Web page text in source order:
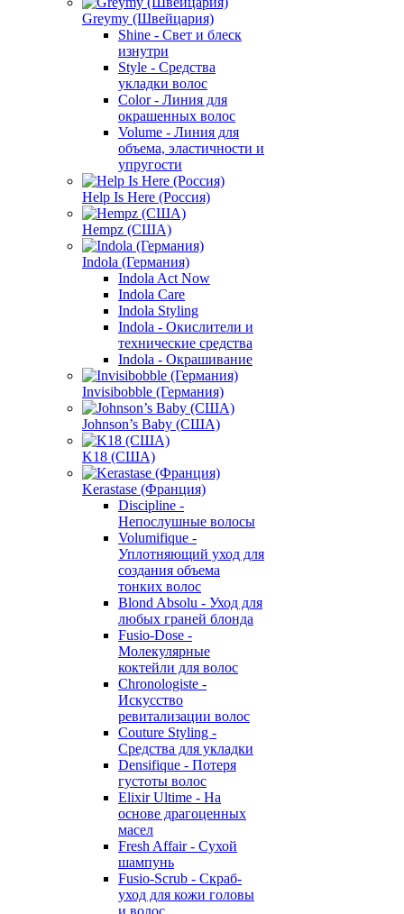
Greymy (Швейцария)
Shine - Свет и блеск
изнутри
Style - Средства
укладки волос
Color - Линия для
окрашенных волос
Volume - Линия для
объема, эластичности и
упругости
Help Is Here (Россия)
Hempz (США)
Indola (Германия)
Indola Act Now
Indola Care
Indola Styling
Indola - Окислители и
технические средства
Indola - Окрашивание
Invisibobble (Германия)
Johnson’s Baby (США)
K18 (США)
Kerastase (Франция)
Discipline -
Непослушные волосы
Volumifique -
Уплотняющий уход для
создания объема
тонких волос
Blond Absolu - Уход для
любых граней блонда
Fusio-Dose -
Молекулярные
коктейли для волос
Chronologiste -
Искусство
ревитализации волос
Couture Styling -
Средства для укладки
Densifique - Потеря
густоты волос
Elixir Ultime - На
основе драгоценных
масел
Fresh Affair - Сухой
шампунь
Fusio-Scrub - Скраб-
уход для кожи головы
и волос